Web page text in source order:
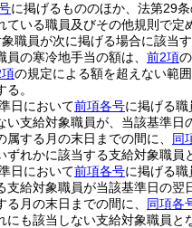
に掲げるもののほか、法第29
ている職員及びその他規則で
職員が次に掲げる場合に該当
員の寒冷地手当の額は、 前2項
の規定による額を超えない範
る。
日において前項各号に掲げる
い支給対象職員が、当該基準日
属する月の末日までの間に、 同
ずれかに該当する支給対象職員
日において前項各号に掲げる
支給対象職員が当該基準日の翌
る月の末日までの間に、 同項各
にも該当しない支給対象職員と